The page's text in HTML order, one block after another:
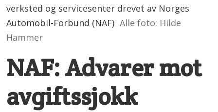
verksted og servicesenter drevet av Norges
Automobil-Forbund (NAF) Alle foto: Hilde
Hammer
NAF: Advarer mot
avgiftssjokk